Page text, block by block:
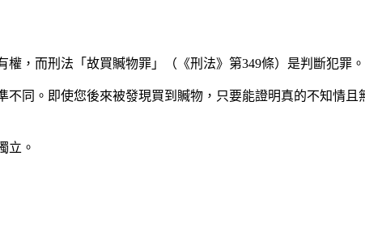
，而刑法「故買贓物罪」（《刑法》第349條）是判斷犯罪。
同。即使您後來被發現買到贓物，只要能證明真的不知情
立。